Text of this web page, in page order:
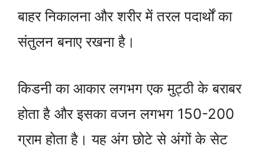
बाहर निकालना और शरीर में तरल पदार्थों का
संतुलन बनाए रखना है।
किडनी का आकार लगभग एक मुट्ठी के बराबर
होता है और इसका वजन लगभग 150-200
ग्राम होता है। यह अंग छोटे से अंगों के सेट